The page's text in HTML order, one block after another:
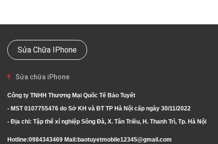
Sửa Chữa IPhone
Sửa chữa iPhone
Công ty TNHH Thương Mại Quốc Tế Bảo Tuyết
- MST 0107755476 do Sở KH và ĐT TP Hà Nội cấp ngày 30/11/2022
- Địa chỉ: Tập thể xí nghiệp Sông Đà, X. Tân Triều, H. Thanh Trì, Tp. Hà Nội
Hotline:0984343469 Mail:baotuyetmobile12345@gmail.com